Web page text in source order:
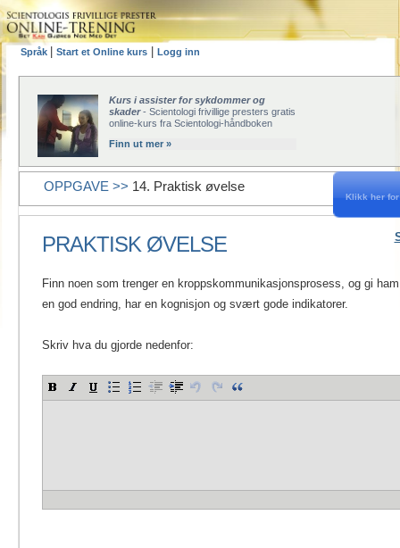
Språk Start et Online kurs Logg inn
Kurs i assister for sykdommer og
skader- Scientologi frivillige presters gratis
online-kurs fra Scientologi-håndboken
Finn ut mer »
Klikk her
OPPGAVE >> 14. Praktisk øvelse
PRAKTISK ØVELSE
Finn noen som trenger en kroppskommunikasjonsprosess, og gi
en god endring, har en kognisjon og svært gode indikatorer.
Skriv hva du gjorde nedenfor: